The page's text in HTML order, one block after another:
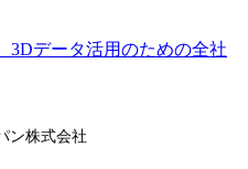
3Dデータ活用のための全社
ン株式会社